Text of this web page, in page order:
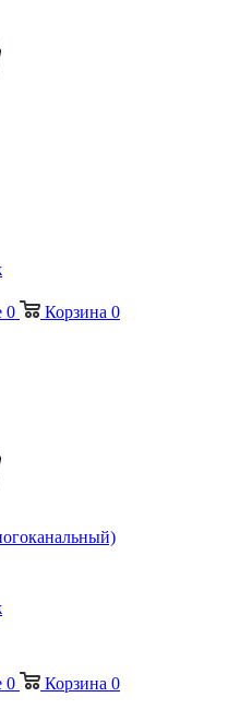
0 Корзина 0
0 Корзина 0